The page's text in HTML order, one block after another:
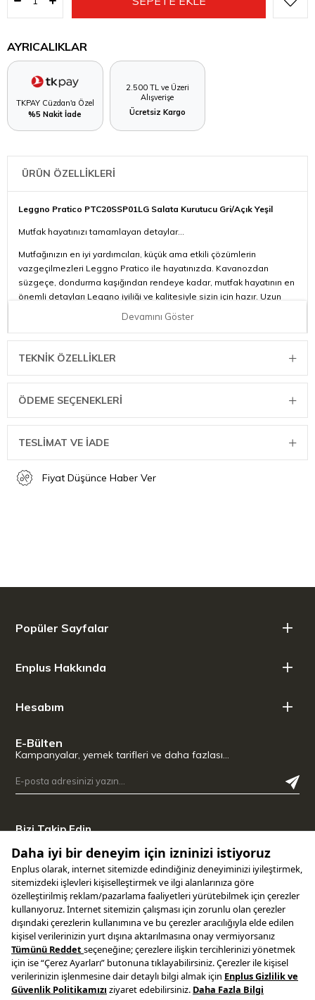
AYRICALIKLAR
TKPAY Cüzdan'a Özel
%5 Nakit İade
2.500 TL ve Üzeri
Alışverişe
Ücretsiz Kargo
ÜRÜN ÖZELLİKLERİ
Leggno Pratico PTC20SSP01LG Salata Kurutucu Gri/Açık Yeşil
Mutfak hayatınızı tamamlayan detaylar…
Mutfağınızın en iyi yardımcıları, küçük ama etkili çözümlerin
vazgeçilmezleri Leggno Pratico ile hayatınızda. Kavanozdan
süzgeçe, dondurma kaşığından rendeye kadar, mutfak hayatının en
önemli detayları Leggno iyiliği ve kalitesiyle sizin için hazır. Uzun
yıllar kullanılabilen, dayanıklı, bol çeşitli Leggno Pratico serisi
yükseklik (kapağı ile birlikte) 18 cm
çapı: 25 cm
Devamını Göster
TEKNIK ÖZELLIKLER
ÖDEME SEÇENEKLERI
TESLİMAT VE İADE
Fiyat Düşünce Haber Ver
Popüler Sayfalar
Enplus Hakkında
Hesabım
E-Bülten
Kampanyalar, yemek tarifleri ve daha fazlası…
Bizi Takip Edin
Uygulamamızı İndirin
Copyright © 2025 ENPLUS | Tüm hakları saklıdır.